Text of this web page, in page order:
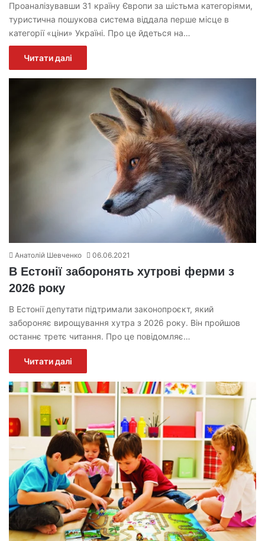
Проаналізувавши 31 країну Європи за шістьма категоріями,
туристична пошукова система віддала перше місце в
категорії «ціни» Україні. Про це йдеться на…
Читати далі
Анатолій Шевченко 06.06.2021
В Естонії заборонять хутрові ферми з
2026 року
В Естонії депутати підтримали законопроєкт, який
забороняє вирощування хутра з 2026 року. Він пройшов
останнє третє читання. Про це повідомляє…
Читати далі